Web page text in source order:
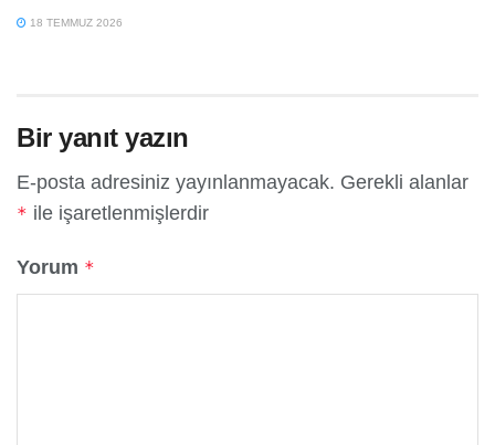
18 TEMMUZ 2026
Bir yanıt yazın
E-posta adresiniz yayınlanmayacak. Gerekli alanlar
* ile işaretlenmişlerdir
Yorum *